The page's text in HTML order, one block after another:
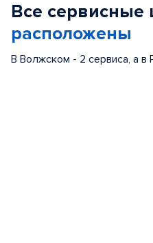
Все сервисные
расположены
В Волжском - 2 сервиса, а в